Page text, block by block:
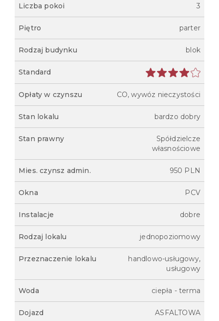
Liczba pokoi 3
Piętro parter
Rodzaj budynku blok
Standard
Opłaty w czynszu CO, wywóz nieczystości
Stan lokalu bardzo dobry
Stan prawny
Spółdzielcze
własnościowe
Mies. czynsz admin. 950 PLN
Okna PCV
Instalacje dobre
Rodzaj lokalu jednopoziomowy
Przeznaczenie lokalu
handlowo-usługowy,
usługowy
Woda ciepła - terma
Dojazd ASFALTOWA